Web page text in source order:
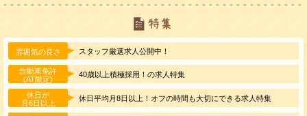
雰囲気の良さ スタッフ厳選求人公開中！
自動車免許
(AT限定)
40歳以上積極採用！の求人特集
休日が
月6日以上
休日平均月8日以上！オフの時間も大切にできる求人特集